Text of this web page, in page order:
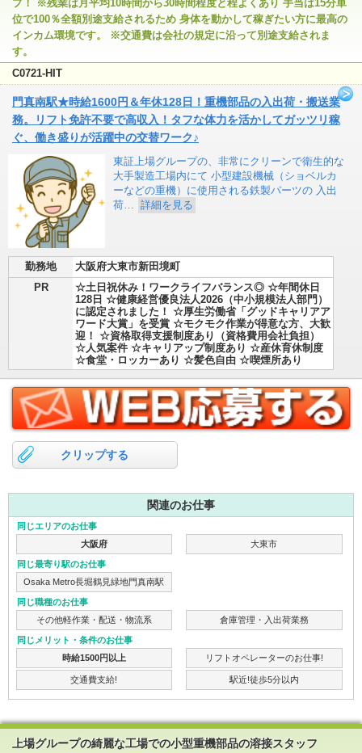
プ！ ※残業は月平均10時間から30時間程度と程よくあり 手当は15分単
位で100％全額別途支給されるため 身体を動かして稼ぎたい方に最高の
インカム環境です。 ※交通費は会社の規定に沿って別途支給されま
す。
C0721-HIT
門真南駅★時給1600円＆年休128日！重機部品の入出荷・搬送業
務。リフト免許不要で高収入！タフな体力を活かしてガッツリ稼
ぐ、働き盛りが活躍中の交替ワーク♪
東証上場グループの、非常にクリーンで衛生的な
大手製造工場内にて 小型建設機械（ショベルカ
ーなどの重機）に使用される鉄製パーツの 入出
荷…
詳細を見る
勤務地
大阪府大東市新田境町
PR
☆土日祝休み！ワークライフバランス◎ ☆年間休日
128日 ☆健康経営優良法人2026（中小規模法人部門）
に認定されました！ ☆厚生労働省「グッドキャリアア
ワード大賞」を受賞 ☆モクモク作業が得意な方、大歓
迎！ ☆資格取得支援制度あり（資格費用会社負担）
☆人気案件 ☆キャリアップ制度あり ☆産休育休制度
☆食堂・ロッカーあり ☆髪色自由 ☆喫煙所あり
クリップする
関連のお仕事
同じエリアのお仕事
大阪府
大東市
同じ最寄り駅のお仕事
Osaka Metro長堀鶴見緑地門真南駅
同じ職種のお仕事
その他軽作業・配送・物流系
倉庫管理・入出荷業務
同じメリット・条件のお仕事
時給1500円以上
リフトオペレーターのお仕事!
交通費支給! 駅近!徒歩5分以内
上場グループの綺麗な工場での小型重機部品の溶接スタッフ